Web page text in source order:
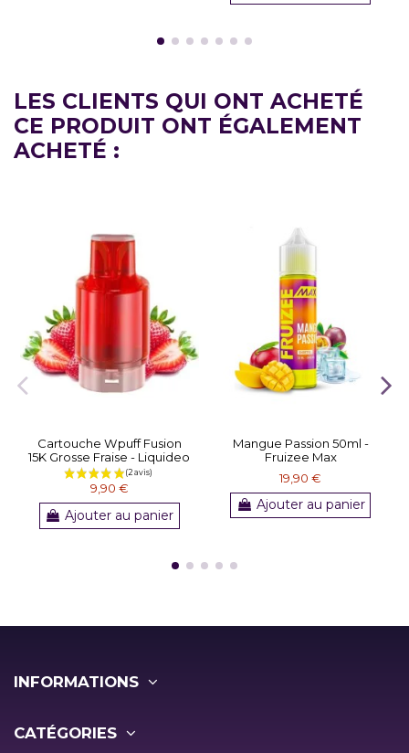
LES CLIENTS QUI ONT ACHETÉ
CE PRODUIT ONT ÉGALEMENT
ACHETÉ :
Cartouche Wpuff Fusion
15K Grosse Fraise - Liquideo
9,90 €
Ajouter au panier
Mangue Passion 50ml -
Fruizee Max
19,90 €
Ajouter au panier
INFORMATIONS
CATÉGORIES